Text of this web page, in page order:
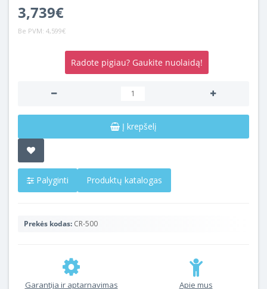
3,739€
Be PVM: 4,599€
Radote pigiau? Gaukite nuolaidą!
Į krepšelį
Palyginti Produktų katalogas
Prekės kodas: CR-500
Garantija ir aptarnavimas Apie mus